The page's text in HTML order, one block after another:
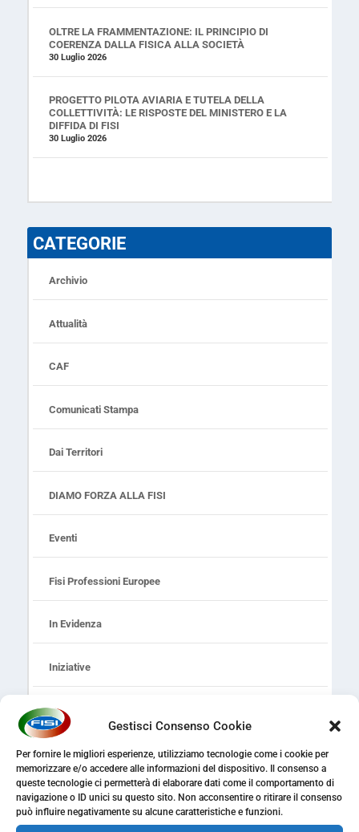
Gestisci Consenso Cookie
Per fornire le migliori esperienze, utilizziamo tecnologie come i cookie per
memorizzare e/o accedere alle informazioni del dispositivo. Il consenso a
queste tecnologie ci permetterà di elaborare dati come il comportamento di
navigazione o ID unici su questo sito. Non acconsentire o ritirare il consenso
può influire negativamente su alcune caratteristiche e funzioni.
OLTRE LA FRAMMENTAZIONE: IL PRINCIPIO DI
COERENZA DALLA FISICA ALLA SOCIETÀ
30 Luglio 2026
PROGETTO PILOTA AVIARIA E TUTELA DELLA
COLLETTIVITÀ: LE RISPOSTE DEL MINISTERO E LA
DIFFIDA DI FISI
30 Luglio 2026
CATEGORIE
Archivio
Attualità
CAF
Comunicati Stampa
Dai Territori
DIAMO FORZA ALLA FISI
Eventi
Fisi Professioni Europee
In Evidenza
Iniziative
Legalità
Ricorsi
Sanità